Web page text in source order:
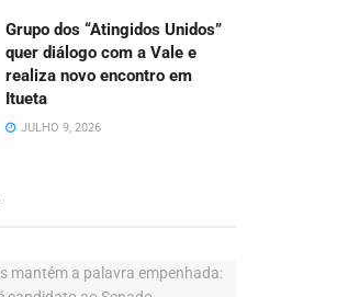
Grupo dos “Atingidos Unidos”
quer diálogo com a Vale e
realiza novo encontro em
Itueta
JULHO 9, 2026